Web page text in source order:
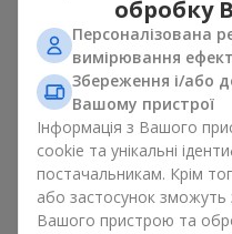
Асортимент Flowers.ua
соняшниками у різних
знайти:
моно букети з 7, 9 або
ніжні композиції
витончені
яскраві букети з
Єдиний нюанс, соняшники —
для продажу лише в сезон
обробку
Персоналізована
вимірювання
Збереження і/або
Вашому пристрої
Інформація з Вашого
cookie та унікальні
постачальникам. Крім
або застосунок зможуть
Вашого пристрою та